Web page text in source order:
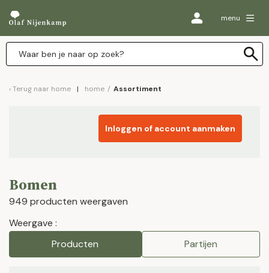
menu
Terug naar home home / Assortiment
Inloggen of account aanmaken
Bomen
949 producten weergaven
Weergave :
Producten
Partijen